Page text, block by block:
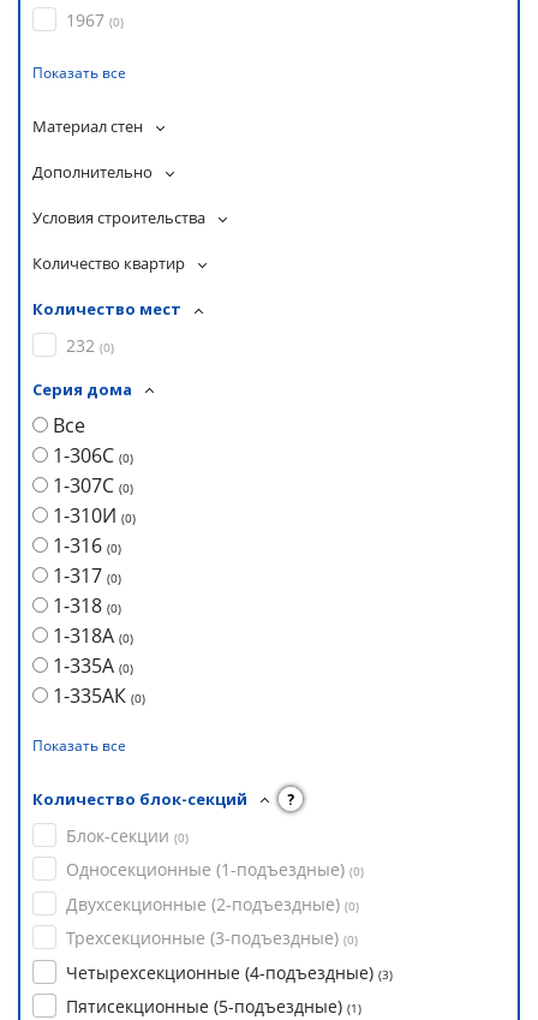
1967 (0)
Показать все
Материал стен
Дополнительно
Условия строительства
Количество квартир
Количество мест
232 (0)
Серия дома
Все
1-306С (0)
1-307С (0)
1-310И (0)
1-316 (0)
1-317 (0)
1-318 (0)
1-318А (0)
1-335А (0)
1-335АК (0)
Показать все
Количество блок-секций ?
Блок-секции (0)
Односекционные (1-подъездные) (0)
Двухсекционные (2-подъездные) (0)
Трехсекционные (3-подъездные) (0)
Четырехсекционные (4-подъездные) (3)
Пятисекционные (5-подъездные) (1)